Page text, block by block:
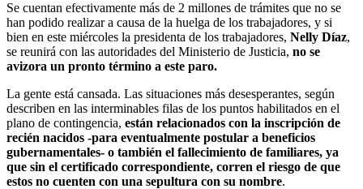
Se cuentan efectivamente más de 2 millones de trámites que no se
han podido realizar a causa de la huelga de los trabajadores, y si
bien en este miércoles la presidenta de los trabajadores, Nelly Díaz,
se reunirá con las autoridades del Ministerio de Justicia, no se
avizora un pronto término a este paro.
La gente está cansada. Las situaciones más desesperantes, según
describen en las interminables filas de los puntos habilitados en el
plano de contingencia, están relacionados con la inscripción de
recién nacidos -para eventualmente postular a beneficios
gubernamentales- o también el fallecimiento de familiares, ya
que sin el certificado correspondiente, corren el riesgo de que
estos no cuenten con una sepultura con su nombre.